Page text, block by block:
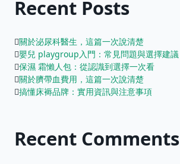
Recent Posts
關於泌尿科醫生，這篇一次說清楚
嬰兒 playgroup入門：常見問題與選擇建議
保濕 霜懶人包：從認識到選擇一次看
關於臍帶血費用，這篇一次說清楚
搞懂床褥品牌：實用資訊與注意事項
Recent Comments